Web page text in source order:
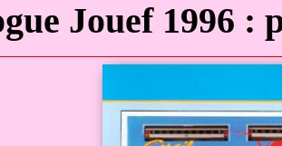
Jouef 1996 :